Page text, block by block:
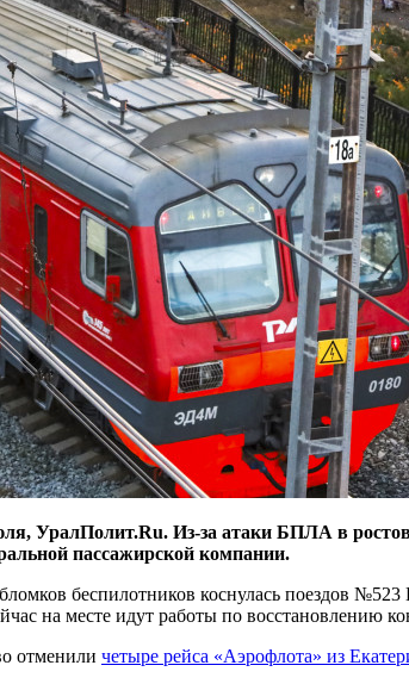
Из-за атаки БПЛА в
пассажирской компании.
беспилотников коснулась поездов
на месте идут работы по восстановлению
отменили четыре рейса «Аэрофлота» из